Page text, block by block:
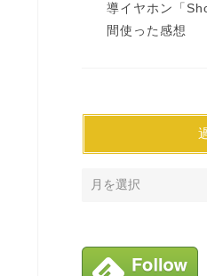
導イヤホン「
間使った感想